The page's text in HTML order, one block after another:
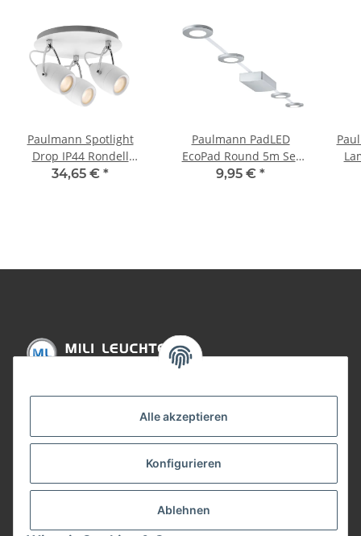
Alle akzeptieren
Konfigurieren
Ablehnen
Paulmann Spotlight
Drop IP44 Rondell
3x3,5W GU10
34,65 € *
Paulmann PadLED
EcoPad Round 5m Set
4x2,2W 15VA Chrom
9,95 € *
Gesetzliche Informationen
Bezahlung